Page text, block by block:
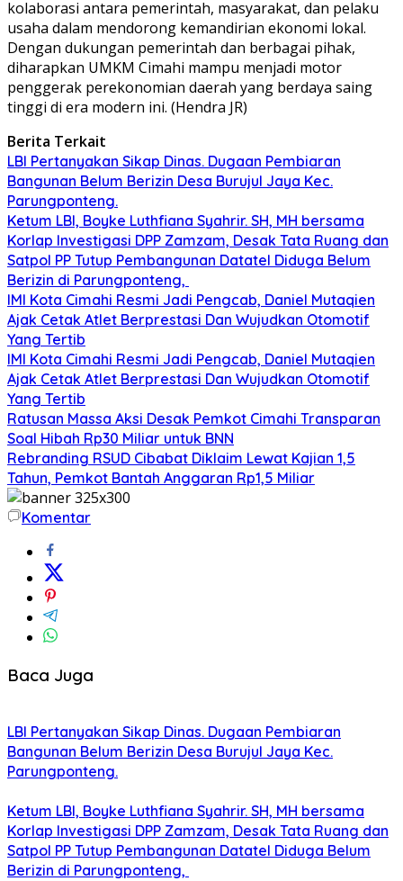
kolaborasi antara pemerintah, masyarakat, dan pelaku
usaha dalam mendorong kemandirian ekonomi lokal.
Dengan dukungan pemerintah dan berbagai pihak,
diharapkan UMKM Cimahi mampu menjadi motor
penggerak perekonomian daerah yang berdaya saing
tinggi di era modern ini. (Hendra JR)
Berita Terkait
LBI Pertanyakan Sikap Dinas. Dugaan Pembiaran
Bangunan Belum Berizin Desa Burujul Jaya Kec.
Parungponteng.
Ketum LBI, Boyke Luthfiana Syahrir. SH, MH bersama
Korlap Investigasi DPP Zamzam, Desak Tata Ruang dan
Satpol PP Tutup Pembangunan Datatel Diduga Belum
Berizin di Parungponteng,
IMI Kota Cimahi Resmi Jadi Pengcab, Daniel Mutaqien
Ajak Cetak Atlet Berprestasi Dan Wujudkan Otomotif
Yang Tertib
IMI Kota Cimahi Resmi Jadi Pengcab, Daniel Mutaqien
Ajak Cetak Atlet Berprestasi Dan Wujudkan Otomotif
Yang Tertib
Ratusan Massa Aksi Desak Pemkot Cimahi Transparan
Soal Hibah Rp30 Miliar untuk BNN
Rebranding RSUD Cibabat Diklaim Lewat Kajian 1,5
Tahun, Pemkot Bantah Anggaran Rp1,5 Miliar
Komentar
Baca Juga
LBI Pertanyakan Sikap Dinas. Dugaan Pembiaran
Bangunan Belum Berizin Desa Burujul Jaya Kec.
Parungponteng.
Ketum LBI, Boyke Luthfiana Syahrir. SH, MH bersama
Korlap Investigasi DPP Zamzam, Desak Tata Ruang dan
Satpol PP Tutup Pembangunan Datatel Diduga Belum
Berizin di Parungponteng,